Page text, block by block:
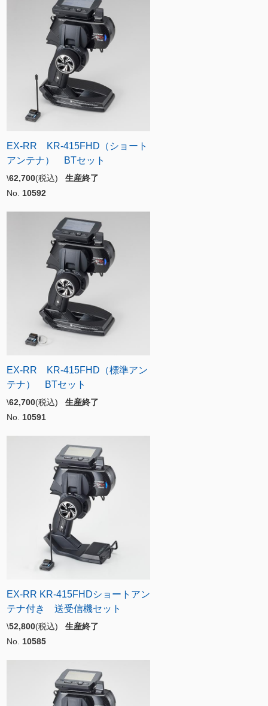
EX-RR KR-415FHD（ショート
アンテナ） BTセット
\62,700(税込) 生産終了
No. 10592
EX-RR KR-415FHD（標準アン
テナ） BTセット
\62,700(税込) 生産終了
No. 10591
EX-RR KR-415FHDショートアン
テナ付き 送受信機セット
\52,800(税込) 生産終了
No. 10585